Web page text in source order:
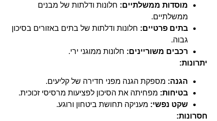
מוסדות ממשלתיים: חלונות ודלתות של מבנים
ממשלתיים.
בתים פרטיים: חלונות ודלתות של בתים באזורים בסיכון
גבוה.
רכבים משוריינים: חלונות ממוגני ירי.
יתרונות:
הגנה: מספקת הגנה מפני חדירה של קליעים.
בטיחות: מפחיתה את הסיכון לפציעות מרסיסי זכוכית.
שקט נפשי: מעניקה תחושת ביטחון ורוגע.
חסרונות: